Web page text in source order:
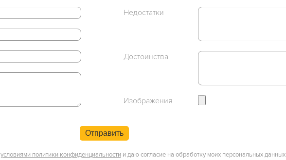
Недостатки
Достоинства
Изображения
Отправить
условиями политики конфиденциальности и даю согласие на обработку моих персональных данных